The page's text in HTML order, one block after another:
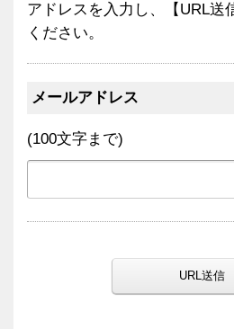
アドレスを入力し、【URL送
ください。
メールアドレス
(100文字まで)
URL送信